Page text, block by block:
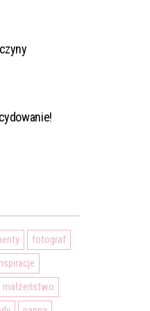
fotograf
małżeństwo